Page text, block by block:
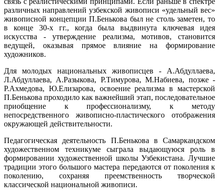
различных направлений узбекской живописи «удельный вес»
живописной концепции П.Бенькова был не столь заметен, то
в конце 30-х гг., когда была выдвинута ключевая идея
искусства - утверждение реализма, мотивов, становится
ведущей, оказывая прямое влияние на формирование
художников.
Для молодых национальных живописцев - А.Абдуллаева,
Л.Абдуллаева, А.Разыкова, Р.Тимурова, М.Набиева, позже -
Р.Ахмедова, Ю.Елизарова, освоение реализма в мастерской
П.Бенькова проходило как важнейший этап, последовательное
приобщение к профессионализму, к методу
непосредственного живописно-пластического отображения
окружающей действительности.
Педагогическая деятельность П.Бенькова в Самаркандском
художественном техникуме сыграла выдающуюся роль в
формировании художественной школы Узбекистана. Лучшие
традиции этого большого мастера передаются от поколения к
поколению, сохраняя преемственность творческой
классической национальной живописи.